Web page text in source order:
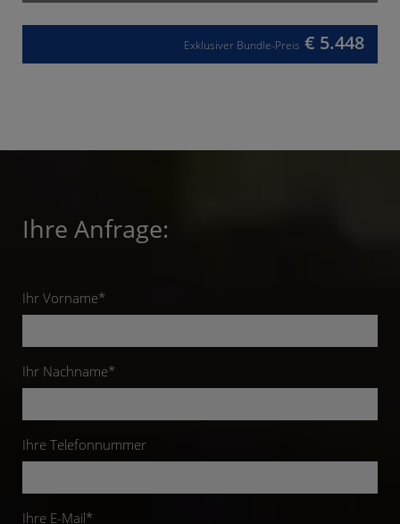
Exklusiver Bundle-Preis € 5.448
Ihre Anfrage:
Ihr Vorname*
Ihr Nachname*
Ihre Telefonnummer
Ihre E-Mail*